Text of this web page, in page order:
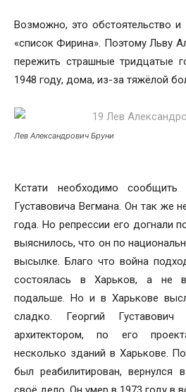
Возможно, это обстоятельство
«список Фирина». Поэтому Льву
пережить страшные тридцатые
1948 году, дома, из-за тяжёлой
Лев Александрович Бруни
Кстати необходимо
Густавовича Вегмана. Он так же
года. Но репрессии его догнали
выяснилось, что он по
высылке. Благо что война
состоялась в Харьков, а не
подальше. Но и в Харькове
сладко. Георгий Густавович
архитектором, по его
несколько зданий в Харькове.
был реабилитирован, вернулся